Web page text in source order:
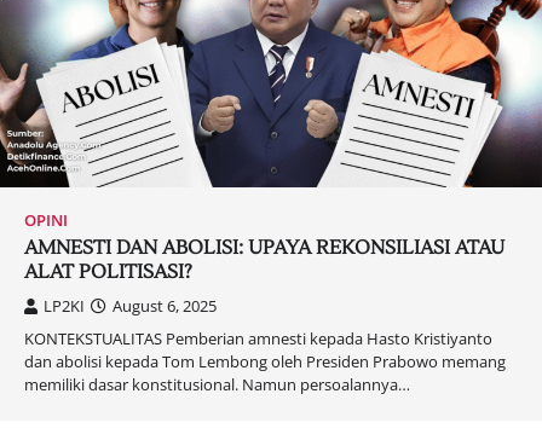
OPINI
AMNESTI DAN ABOLISI: UPAYA REKONSILIASI ATAU
ALAT POLITISASI?
LP2KI
August 6, 2025
KONTEKSTUALITAS Pemberian amnesti kepada Hasto Kristiyanto
dan abolisi kepada Tom Lembong oleh Presiden Prabowo memang
memiliki dasar konstitusional. Namun persoalannya…